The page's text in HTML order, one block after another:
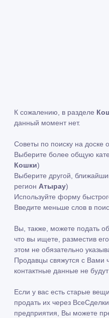
К сожалению, в разделе
данный момент нет.
Советы по поиску на доске
Выберите более общую
Кошки)
Выберите другой,
регион Атырау)
Используйте форму
Введите меньше слов в
Вы, также, можете подать
что вы ищете, разместив
этом не обязательно
Продавцы свяжутся с Вами
контактные данные не
Если у вас есть старые
продать их через
предприятия, Вы можете